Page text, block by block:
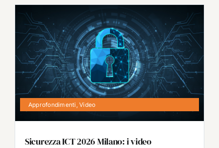
Approfondimenti ,Video
Sicurezza ICT 2026 Milano: i video